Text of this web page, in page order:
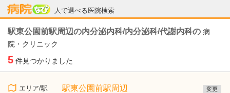
人で選べる医院検索
病院なび
駅東公園前駅周辺の内分泌内科/内分泌科/代謝内科の 病
院・クリニック
5 件見つかりました
エリア/駅 駅東公園前駅周辺 変更